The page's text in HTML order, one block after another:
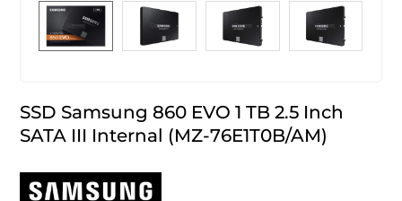
SSD Samsung 860 EVO 1 TB 2.5 Inch
SATA III Internal (MZ-76E1T0B/AM)